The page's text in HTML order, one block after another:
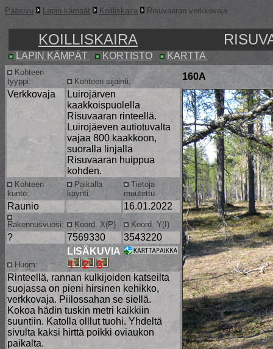
Pääsivu Lapin kämpät Koilliskaira Risuvaaran verkkovaja
KOILLISKAIRA
LAPIN KÄMPÄT KORTISTO KARTTA
Kohteen
tyyppi:
Kohteen sijainti:
160A
Verkkovaja
Luirojärven
kaakkoispuolella
Risuvaaran rinteellä.
Luirojäeven autiotuvalta
vajaa 800 kaakkoon,
suoralla linjalla
Risuvaaran huippua
kohden.
Kohteen
kunto:
Paikalla
käynti:
Tietoja
muutettu
Raunio 16.01.2022
Rakennusvuosi: Koord. X(P) Koord. Y(I)
? 7569330 3543220
Huom:
LISÄKUVIA
Rinteellä, rannan kulkijoiden katseilta
suojassa on pieni hirsinen kehikko,
verkkovaja. Piilossahan se siellä.
Kokoa hädin tuskin metri kaikkiin
suuntiin. Katolla olllut tuohi. Yhdeltä
sivulta kaksi hirttä poikki oviaukon
paikalta.